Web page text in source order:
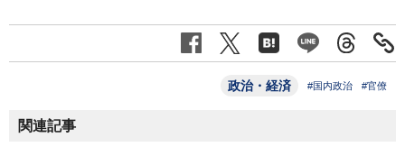
政治・経済 #国内政治 #官僚
関連記事